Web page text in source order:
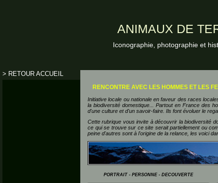
ANIMAUX DE
Iconographie, photographie et
> RETOUR ACCUEIL
RENCONTRE AVEC LES HOMMES ET LES
Initiative locale ou nationale en faveur des races
la biodiversité domestique... Partout en France des
d'une culture et d'un savoir-faire. Ils font évoluer le
Cette rubrique vous invite à découvrir la biodiversité
ce qui se trouve sur ce site serait partiellement ou
peine d'autres sont à l'origine de la relance, les voici
PORTRAIT - PERSONNE - DECOUVERTE